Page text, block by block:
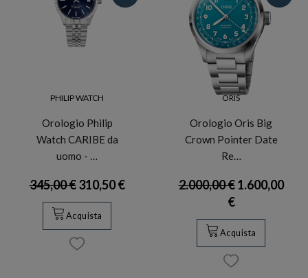
PHILIP WATCH
Orologio Philip
Watch CARIBE da
uomo - …
345,00 €310,50 €
Acquista
ORIS
Orologio Oris Big
Crown Pointer Date
Re…
2.000,00 €1.600,00
€
Acquista